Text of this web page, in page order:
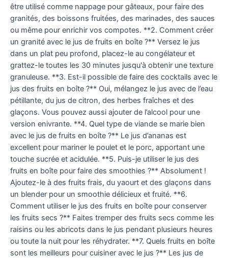
être utilisé comme nappage pour gâteaux, pour faire des
granités, des boissons fruitées, des marinades, des sauces
ou même pour enrichir vos compotes. **2. Comment créer
un granité avec le jus de fruits en boîte ?** Versez le jus
dans un plat peu profond, placez-le au congélateur et
grattez-le toutes les 30 minutes jusqu'à obtenir une texture
granuleuse. **3. Est-il possible de faire des cocktails avec le
jus des fruits en boîte ?** Oui, mélangez le jus avec de l’eau
pétillante, du jus de citron, des herbes fraîches et des
glaçons. Vous pouvez aussi ajouter de l’alcool pour une
version enivrante. **4. Quel type de viande se marie bien
avec le jus de fruits en boîte ?** Le jus d’ananas est
excellent pour mariner le poulet et le porc, apportant une
touche sucrée et acidulée. **5. Puis-je utiliser le jus des
fruits en boîte pour faire des smoothies ?** Absolument !
Ajoutez-le à des fruits frais, du yaourt et des glaçons dans
un blender pour un smoothie délicieux et fruité. **6.
Comment utiliser le jus des fruits en boîte pour conserver
les fruits secs ?** Faites tremper des fruits secs comme les
raisins ou les abricots dans le jus pendant plusieurs heures
ou toute la nuit pour les réhydrater. **7. Quels fruits en boîte
sont les meilleurs pour cuisiner avec le jus ?** Les jus de